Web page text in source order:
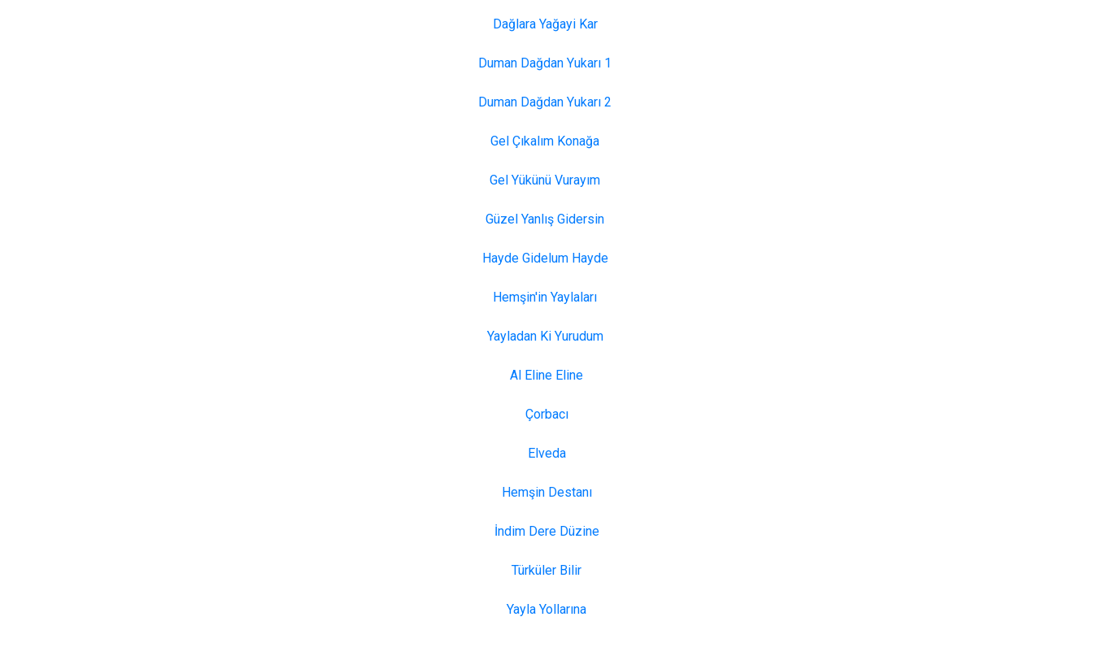
Dağlara Yağayi Kar
Duman Dağdan Yukarı 1
Duman Dağdan Yukarı 2
Gel Çıkalım Konağa
Gel Yükünü Vurayım
Güzel Yanlış Gidersin
Hayde Gidelum Hayde
Hemşin'in Yaylaları
Yayladan Ki Yurudum
Al Eline Eline
Çorbacı
Elveda
Hemşin Destanı
İndim Dere Düzine
Türküler Bilir
Yayla Yollarına